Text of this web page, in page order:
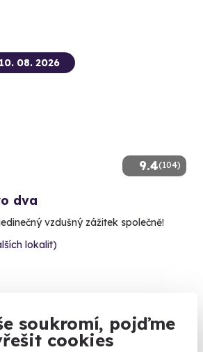
soukromí, pojďme
cookies
9.4(104)
08. 2026
dva
vzdušný zážitek společně!
lokalit)